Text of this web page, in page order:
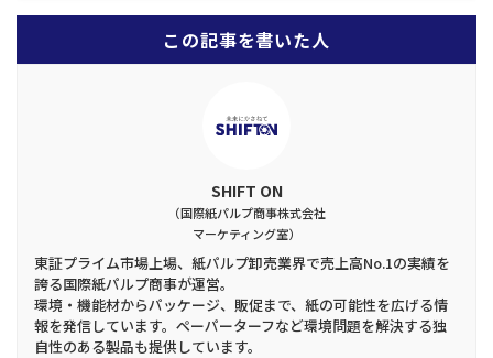
この記事を書いた人
SHIFT ON
（国際紙パルプ商事株式会社
マーケティング室）
東証プライム市場上場、紙パルプ卸売業界で売上高No.1の実績を
誇る国際紙パルプ商事が運営。
環境・機能材からパッケージ、販促まで、紙の可能性を広げる情
報を発信しています。ペーパーターフなど環境問題を解決する独
自性のある製品も提供しています。